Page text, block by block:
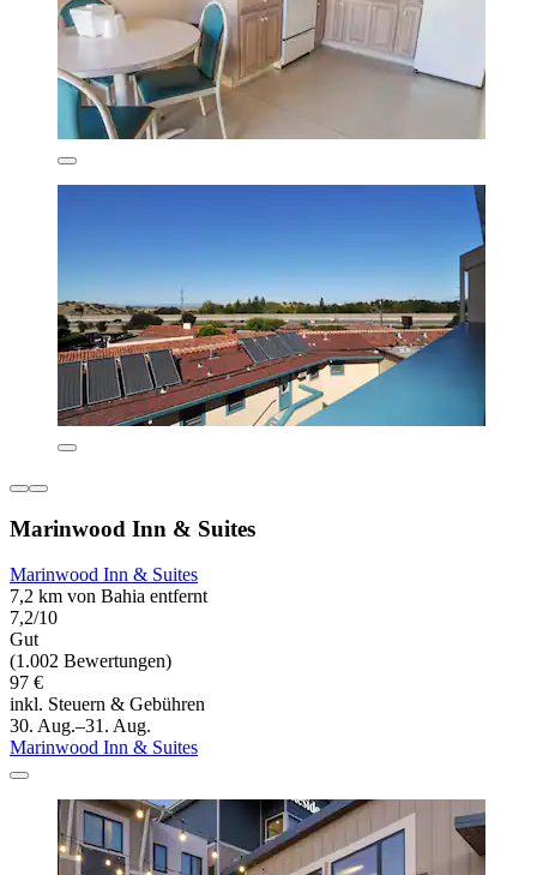
Marinwood Inn & Suites
Marinwood Inn & Suites
7,2 km von Bahia entfernt
7,2/10
Gut
(1.002 Bewertungen)
97 €
inkl. Steuern & Gebühren
30. Aug.–31. Aug.
Marinwood Inn & Suites